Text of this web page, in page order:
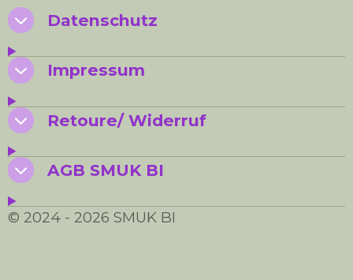
Datenschutz
Impressum
Retoure/ Widerruf
AGB SMUK BI
© 2024 - 2026 SMUK BI